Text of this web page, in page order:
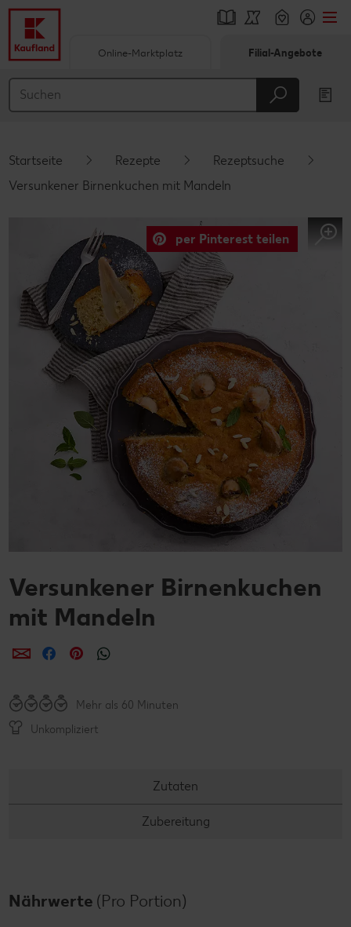
Hauptinhalt
Schwebender Seitenbereich
Online-Marktplatz Filial-Angebote
Startseite Rezepte
Rezeptsuche
Versunkener Birnenkuchen mit Mandeln
per Pinterest teilen
Versunkener Birnenkuchen
mit Mandeln
per E-Mail teilen
per Facebook teilen
per Pinterest teilen
Mehr als 60 Minuten
Unkompliziert
Zutaten
Zubereitung
Nährwerte (Pro Portion)